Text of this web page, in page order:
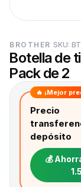
BROTHER SKU:
Botella de
Pack de 2
🔥 ¡Mejor
Precio
depósito
💰
1.5